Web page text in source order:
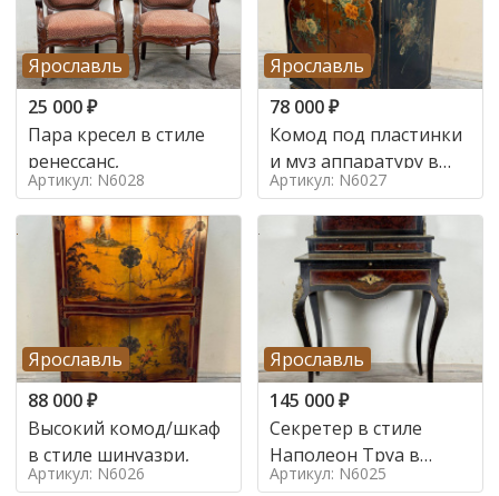
Ярославль
25 000₽
Пара кресел в стиле
ренессанс,
Артикул: N6028
Ярославль
78 000₽
Комод под пластинки
и муз аппаратуру в
стиле шинуазри,
Артикул: N6027
Ярославль
88 000₽
Высокий комод/шкаф
в стиле шинуазри,
Артикул: N6026
Ярославль
145 000₽
Секретер в стиле
Наполеон Труа в
стиле 19 век
Артикул: N6025